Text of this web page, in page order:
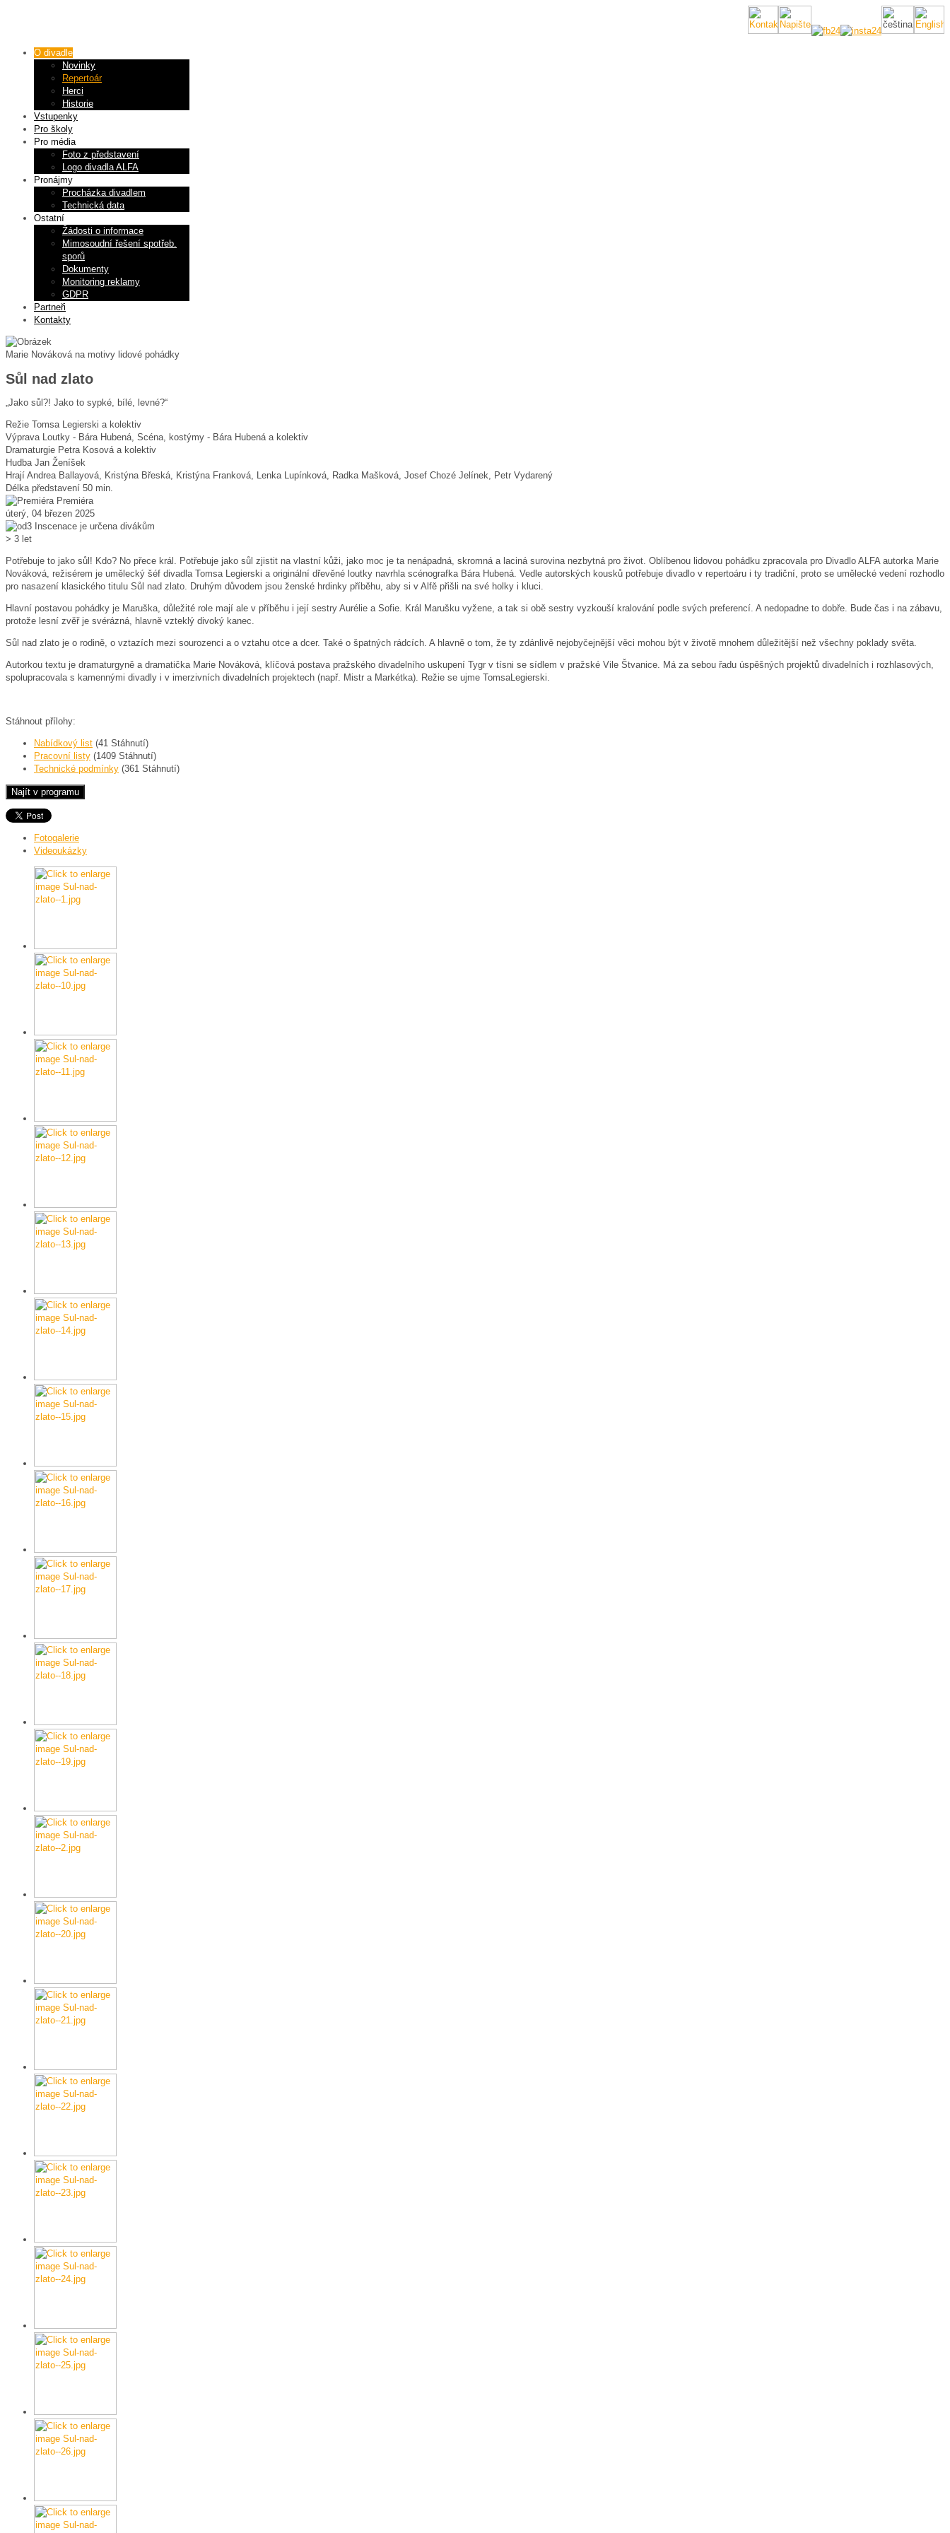
O divadle
Novinky
Repertoár
Herci
Historie
Vstupenky
Pro školy
Pro média
Foto z představení
Logo divadla ALFA
Pronájmy
Procházka divadlem
Technická data
Ostatní
Žádosti o informace
Mimosoudní řešení spotřeb.
sporů
Dokumenty
Monitoring reklamy
GDPR
Partneři
Kontakty
Marie Nováková na motivy lidové pohádky
Sůl nad zlato
„Jako sůl?! Jako to sypké, bílé, levné?“
Režie Tomsa Legierski a kolektiv
Výprava Loutky - Bára Hubená, Scéna, kostýmy - Bára Hubená a kolektiv
Dramaturgie Petra Kosová a kolektiv
Hudba Jan Ženíšek
Hrají Andrea Ballayová, Kristýna Břeská, Kristýna Franková, Lenka Lupínková, Radka Mašková, Josef Chozé Jelínek, Petr Vydarený
Délka představení 50 min.
Premiéra
úterý, 04 březen 2025
Inscenace je určena divákům
> 3 let
Potřebuje to jako sůl! Kdo? No přece král. Potřebuje jako sůl zjistit na vlastní kůži, jako moc je ta nenápadná, skromná a laciná surovina nezbytná pro život. Oblíbenou lidovou pohádku zpracovala pro Divadlo ALFA autorka Marie
Nováková, režisérem je umělecký šéf divadla Tomsa Legierski a originální dřevěné loutky navrhla scénografka Bára Hubená. Vedle autorských kousků potřebuje divadlo v repertoáru i ty tradiční, proto se umělecké vedení rozhodlo
pro nasazení klasického titulu Sůl nad zlato. Druhým důvodem jsou ženské hrdinky příběhu, aby si v Alfě přišli na své holky i kluci.
Hlavní postavou pohádky je Maruška, důležité role mají ale v příběhu i její sestry Aurélie a Sofie. Král Marušku vyžene, a tak si obě sestry vyzkouší kralování podle svých preferencí. A nedopadne to dobře. Bude čas i na zábavu,
protože lesní zvěř je svérázná, hlavně vzteklý divoký kanec.
Sůl nad zlato je o rodině, o vztazích mezi sourozenci a o vztahu otce a dcer. Také o špatných rádcích. A hlavně o tom, že ty zdánlivě nejobyčejnější věci mohou být v životě mnohem důležitější než všechny poklady světa.
Autorkou textu je dramaturgyně a dramatička Marie Nováková, klíčová postava pražského divadelního uskupení Tygr v tísni se sídlem v pražské Vile Štvanice. Má za sebou řadu úspěšných projektů divadelních i rozhlasových,
spolupracovala s kamennými divadly i v imerzivních divadelních projektech (např. Mistr a Markétka). Režie se ujme TomsaLegierski.
Stáhnout přílohy:
Nabídkový list (41 Stáhnutí)
Pracovní listy (1409 Stáhnutí)
Technické podmínky (361 Stáhnutí)
Fotogalerie
Videoukázky